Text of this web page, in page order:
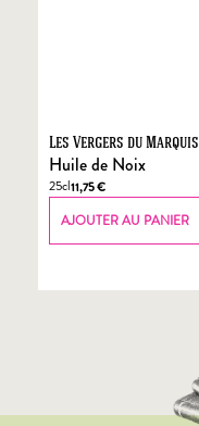
Les Vergers du Marquis
Huile de Noix
25cl11,75€
AJOUTER AU PANIER